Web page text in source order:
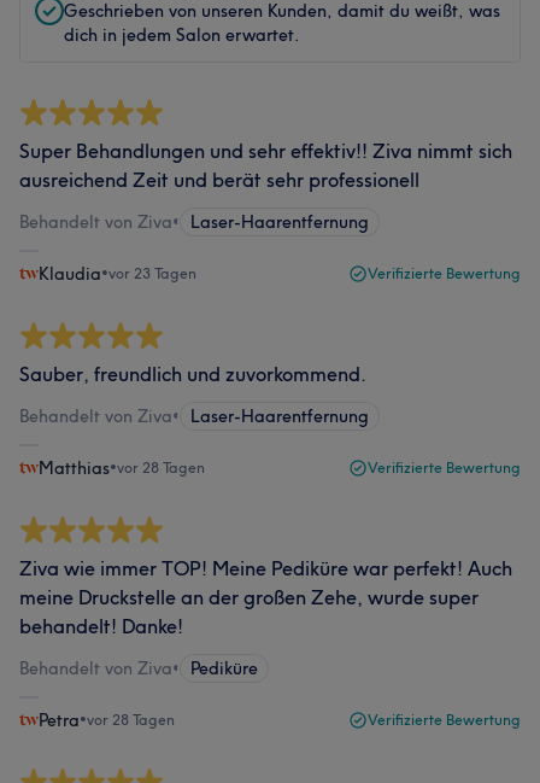
Geschrieben von unseren Kunden, damit du weißt, was
dich in jedem Salon erwartet.
Super Behandlungen und sehr effektiv!! Ziva nimmt sich
ausreichend Zeit und berät sehr professionell
Behandelt von Ziva• Laser-Haarentfernung
Klaudia•vor 23 Tagen Verifizierte Bewertung
Sauber, freundlich und zuvorkommend.
Behandelt von Ziva• Laser-Haarentfernung
Matthias•vor 28 Tagen Verifizierte Bewertung
Ziva wie immer TOP! Meine Pediküre war perfekt! Auch
meine Druckstelle an der großen Zehe, wurde super
behandelt! Danke!
Behandelt von Ziva• Pediküre
Petra•vor 28 Tagen Verifizierte Bewertung